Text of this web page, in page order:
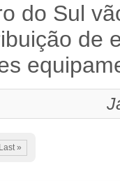
do Sul
de
Last »